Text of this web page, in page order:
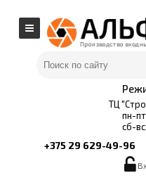
ТЦ
пн-
сб-
+375 29 629-49-96